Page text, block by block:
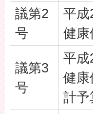
議第2
号
平成
健康
議第3
号
平成
健康
計予